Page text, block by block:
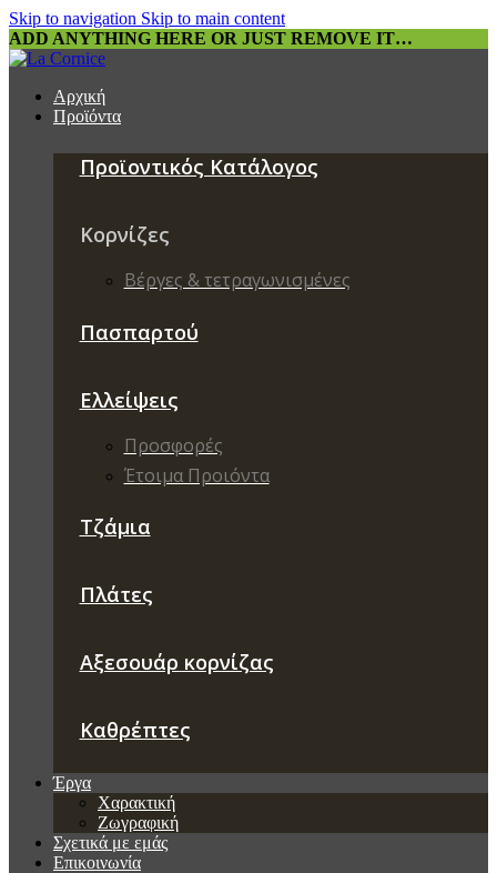
Skip to navigation Skip to main content
ADD ANYTHING HERE OR JUST REMOVE IT…
Αρχική
Προϊόντα
Προϊοντικός Κατάλογος
Κορνίζες
Βέργες & τετραγωνισμένες
Πασπαρτού
Ελλείψεις
Προσφορές
Έτοιμα Προιόντα
Τζάμια
Πλάτες
Αξεσουάρ κορνίζας
Καθρέπτες
Έργα
Χαρακτική
Ζωγραφική
Σχετικά με εμάς
Επικοινωνία